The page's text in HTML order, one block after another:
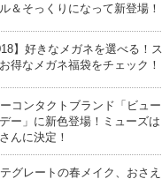
＆そっくりになって新登場！
】好きなメガネを選べる！ス
得なメガネ福袋をチェック！
コンタクトブランド「ビュー
ー」に新色登場！ミューズは
んに決定！
グレートの春メイク、おさえ